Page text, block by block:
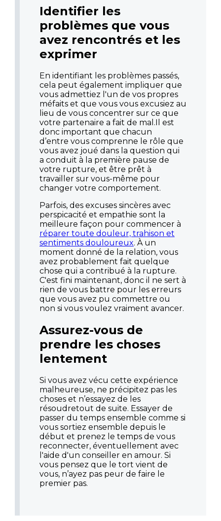
Identifier les
problèmes que vous
avez rencontrés et les
exprimer
En identifiant les problèmes passés,
cela peut également impliquer que
vous admettiez l'un de vos propres
méfaits et que vous vous excusiez au
lieu de vous concentrer sur ce que
votre partenaire a fait de mal.Il est
donc important que chacun
d’entre vous comprenne le rôle que
vous avez joué dans la question qui
a conduit à la première pause de
votre rupture, et être prêt à
travailler sur vous-même pour
changer votre comportement.
Parfois, des excuses sincères avec
perspicacité et empathie sont la
meilleure façon pour commencer à
réparer toute douleur, trahison et
sentiments douloureux. À un
moment donné de la relation, vous
avez probablement fait quelque
chose qui a contribué à la rupture.
C'est fini maintenant, donc il ne sert à
rien de vous battre pour les erreurs
que vous avez pu commettre ou
non si vous voulez vraiment avancer.
Assurez-vous de
prendre les choses
lentement
Si vous avez vécu cette expérience
malheureuse, ne précipitez pas les
choses et n’essayez de les
résoudretout de suite. Essayer de
passer du temps ensemble comme si
vous sortiez ensemble depuis le
début et prenez le temps de vous
reconnecter, éventuellement avec
l'aide d'un conseiller en amour. Si
vous pensez que le tort vient de
vous, n’ayez pas peur de faire le
premier pas.